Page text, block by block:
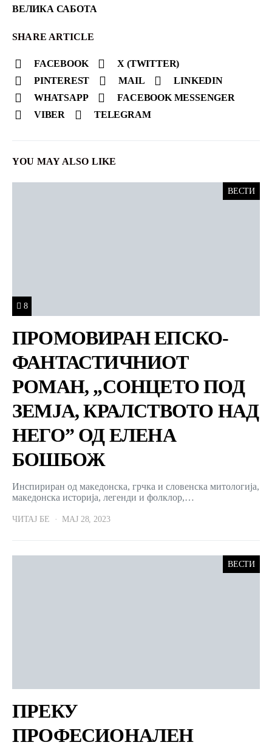
ВЕЛИКА САБОТА
SHARE ARTICLE
FACEBOOK
X (TWITTER)
PINTEREST
MAIL
LINKEDIN
WHATSAPP
FACEBOOK MESSENGER
VIBER
TELEGRAM
YOU MAY ALSO LIKE
ВЕСТИ
8
ПРОМОВИРАН ЕПСКО-
ФАНТАСТИЧНИОТ
РОМАН, „СОНЦЕТО ПОД
ЗЕМЈА, КРАЛСТВОТО НАД
НЕГО” ОД ЕЛЕНА
БОШБОЖ
Инспириран од македонска, грчка и словенска митологија,
македонска историја, легенди и фолклор,…
ЧИТАЈ БЕ МАЈ 28, 2023
ВЕСТИ
ПРЕКУ
ПРОФЕСИОНАЛЕН